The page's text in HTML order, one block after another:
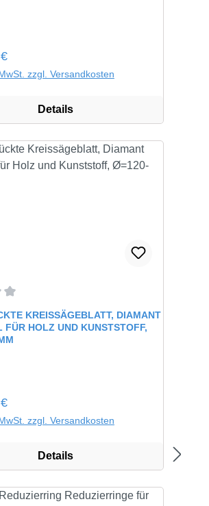
zzgl. Versandkosten
Details
Bewertung von 0 von 5 Sternen
KREISSÄGEBLATT, DIAMANT
FÜR HOLZ UND KUNSTSTOFF,
zzgl. Versandkosten
Details